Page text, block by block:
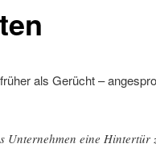
als Gerücht –
Unternehmen eine Hintertür